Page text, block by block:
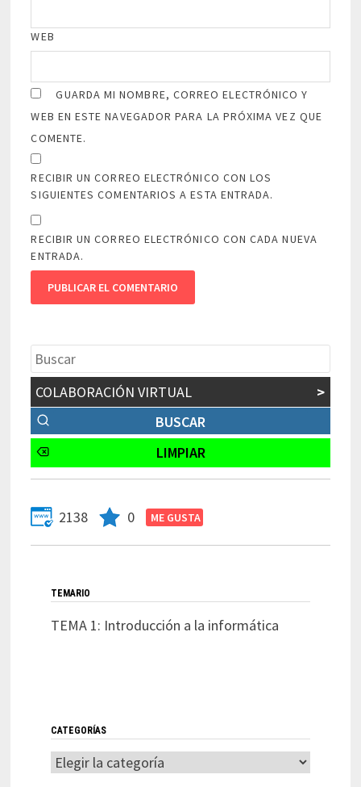
WEB
GUARDA MI NOMBRE, CORREO ELECTRÓNICO Y
WEB EN ESTE NAVEGADOR PARA LA PRÓXIMA VEZ QUE
COMENTE.
RECIBIR UN CORREO ELECTRÓNICO CON LOS
SIGUIENTES COMENTARIOS A ESTA ENTRADA.
RECIBIR UN CORREO ELECTRÓNICO CON CADA NUEVA
ENTRADA.
COLABORACIÓN VIRTUAL >
2138 0
TEMARIO
TEMA 1: Introducción a la informática
CATEGORÍAS
Categorías